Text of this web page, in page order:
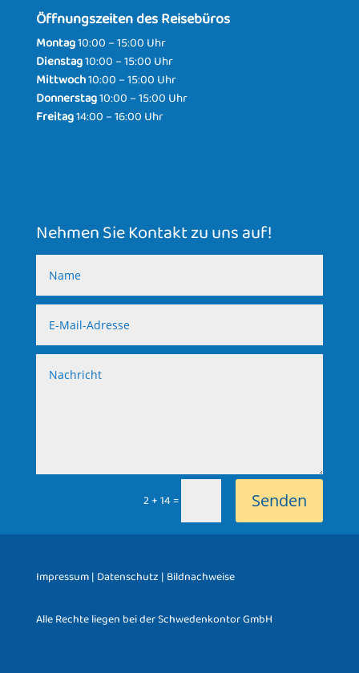
Öffnungszeiten des Reisebüros
Montag10:00 – 15:00 Uhr
Dienstag10:00 – 15:00 Uhr
Mittwoch10:00 – 15:00 Uhr
Donnerstag10:00 – 15:00 Uhr
Freitag14:00 – 16:00 Uhr
Nehmen Sie Kontakt zu uns auf!
2 + 14= Senden
Impressum| Datenschutz | Bildnachweise
Alle Rechte liegen bei der Schwedenkontor GmbH